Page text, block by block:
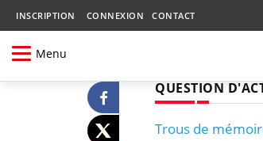
INSCRIPTION CONNEXION CONTACT
Menu
QUESTION
Trous de